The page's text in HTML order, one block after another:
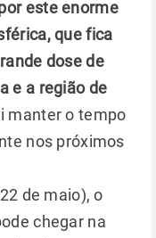
este enorme
que fica
dose de
e a região de
manter o tempo
nos próximos
de maio), o
chegar na